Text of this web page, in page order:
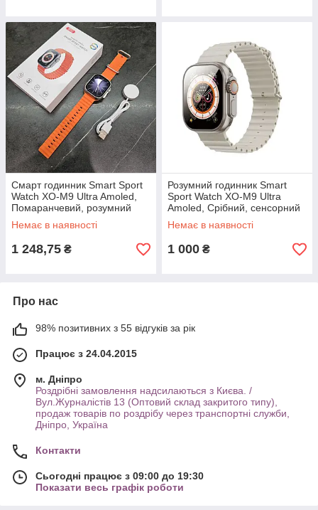
Смарт годинник Smart Sport
Watch XO-M9 Ultra Amoled,
Помаранчевий, розумний
годинник для дітей/дорослих
(Smart Watch)
Немає в наявності
1 248,75 ₴
Розумний годинник Smart
Sport Watch XO-M9 Ultra
Amoled, Срібний, сенсорний
годинник на руку (смарт
годинник)
Немає в наявності
1 000 ₴
Про нас
98% позитивних з 55 відгуків за рік
Працює з 24.04.2015
м. Дніпро
Роздрібні замовлення надсилаються з Києва. /
Вул.Журналістів 13 (Оптовий склад закритого типу),
продаж товарів по роздрібу через транспортні служби,
Дніпро, Україна
Контакти
Сьогодні працює з 09:00 до 19:30
Показати весь графік роботи